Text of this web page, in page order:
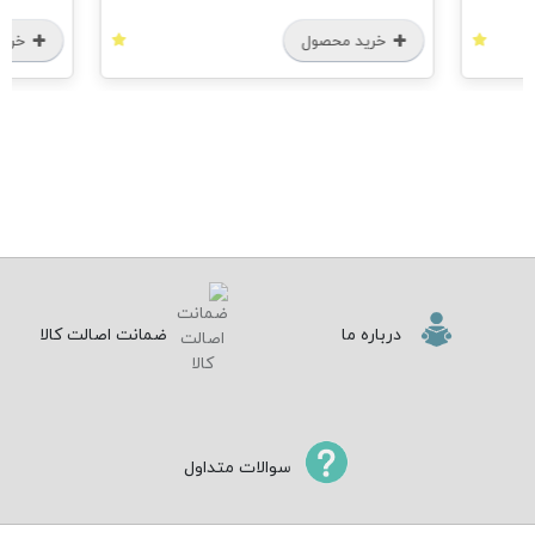
خرید محصول
درباره ما ضمانت اصالت کالا
سوالات متداول